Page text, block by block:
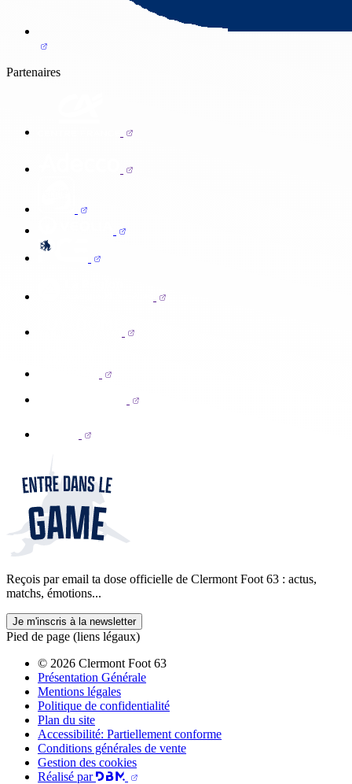
Partenaires
Reçois par email ta dose officielle de Clermont Foot 63 : actus,
matchs, émotions...
Je m'inscris à la newsletter
Pied de page (liens légaux)
© 2026 Clermont Foot 63
Présentation Générale
Mentions légales
Politique de confidentialité
Plan du site
Accessibilité: Partiellement conforme
Conditions générales de vente
Gestion des cookies
Réalisé par